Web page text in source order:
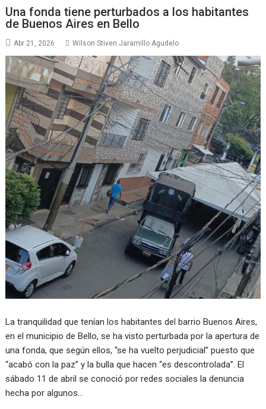
Una fonda tiene perturbados a los habitantes
de Buenos Aires en Bello
Abr 21, 2026 Wilson Stiven Jaramillo Agudelo
La tranquilidad que tenían los habitantes del barrio Buenos Aires,
en el municipio de Bello, se ha visto perturbada por la apertura de
una fonda, que según ellos, “se ha vuelto perjudicial” puesto que
“acabó con la paz” y la bulla que hacen “es descontrolada”. El
sábado 11 de abril se conoció por redes sociales la denuncia
hecha por algunos…